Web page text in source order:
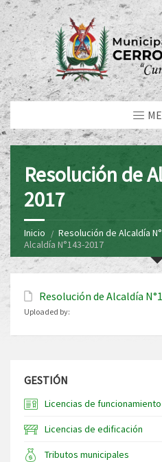
Resolución de
2017
Inicio Resolución de Alcaldía
Alcaldía N°143-2017
Resolución de Alcaldía
Uploaded by:
GESTIÓN
Licencias de funcionamiento
Licencias de edificación
Tributos municipales